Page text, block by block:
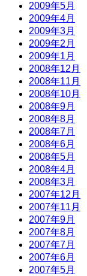
2009年5月
2009年4月
2009年3月
2009年2月
2009年1月
2008年12月
2008年11月
2008年10月
2008年9月
2008年8月
2008年7月
2008年6月
2008年5月
2008年4月
2008年3月
2007年12月
2007年11月
2007年9月
2007年8月
2007年7月
2007年6月
2007年5月